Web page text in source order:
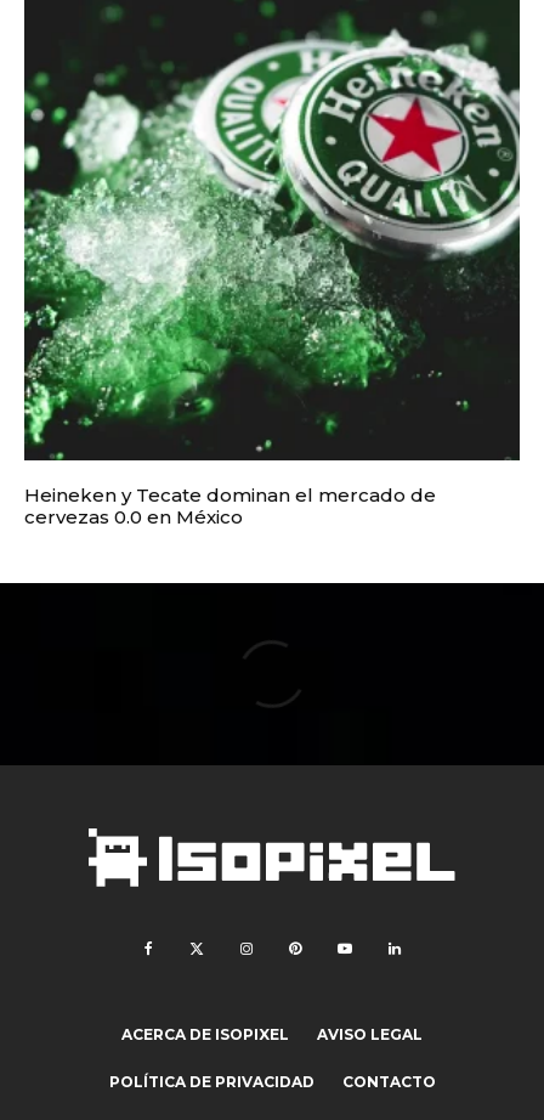
Heineken y Tecate dominan el mercado de
cervezas 0.0 en México
ACERCA DE ISOPIXEL AVISO LEGAL
POLÍTICA DE PRIVACIDAD CONTACTO